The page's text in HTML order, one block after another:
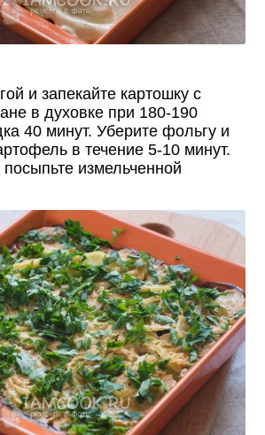
и запекайте картошку с
в духовке при 180-190
40 минут. Уберите фольгу и
в течение 5-10 минут.
измельченной